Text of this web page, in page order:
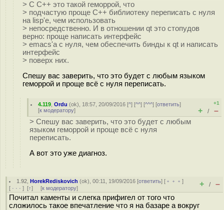
> С C++ это такой геморрой, что
> подчастую проще C++ библиотеку переписать с нуля
на lisp'е, чем использовать
> непосредственно. И в отношении qt это стопудов
верно: проще написать интерфейс
> emacs'а с нуля, чем обеспечить бинды к qt и написать
интерфейс
> поверх них.
Спешу вас заверить, что это будет с любым языком
геморрой и проще всё с нуля переписать.
4.119 ,Ordu (ok), 18:57, 20/09/2016 [^] [^^] [^^^] [ответить]
[к модератору]
+1
+ / –
> Спешу вас заверить, что это будет с любым
языком геморрой и проще всё с нуля
переписать.
А вот это уже диагноз.
1.92 ,HorekRediskovich (ok), 00:11, 19/09/2016 [ответить] [ ﹢﹢﹢]
[ · · · ] [↑] [к модератору] + / –
Почитал каменты и слегка прифигел от того что
сложилось такое впечатление что я на базаре а вокруг